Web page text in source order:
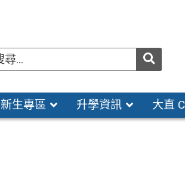
送出
新生專區 升學資訊 大直